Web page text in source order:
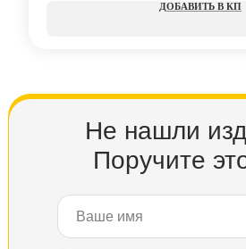
КП
Не нашли
Поручите